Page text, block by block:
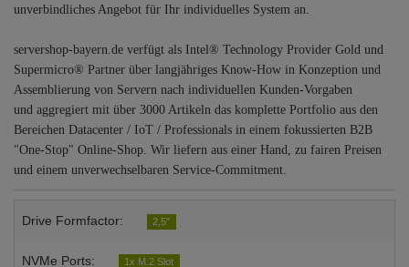
unverbindliches Angebot für Ihr individuelles System an.
servershop-bayern.de verfügt als Intel® Technology Provider Gold und
Supermicro® Partner über langjähriges Know-How in Konzeption und
Assemblierung von Servern nach individuellen Kunden-Vorgaben
und aggregiert mit über 3000 Artikeln das komplette Portfolio aus den
Bereichen Datacenter / IoT / Professionals in einem fokussierten B2B
"One-Stop" Online-Shop. Wir liefern aus einer Hand, zu fairen Preisen
und einem unverwechselbaren Service-Commitment.
Drive Formfactor: 2,5"
NVMe Ports: 1x M.2 Slot